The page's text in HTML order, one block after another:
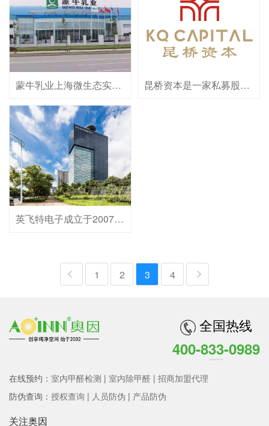
蒙牛乳业上海微生态实验室，其中实验室包含细胞实验室、粪菌实验室（P2）、细菌细胞互做实验室（P2）、微生物实验室、发酵实验室、分子实验室、分析实验室及实验辅助房间等。 昆桥资本是一家私募股权投资基金管理公司，成立于2019年，专注于半导体和硬科技领域的投资，在深圳、上海和台北均设有办公室，团队跨越海峡两岸三地，汇聚了具备全球知名半导体企业背景的顶尖人才，以及国际领先投行和投资机构的精英力量。 昆桥资本的优势在于不仅拥有两岸资本市场的丰富经验、跨文化的国际视野，还具备产业与金融结合的多元背景。
英飞特电子成立于2007年，是全球领先的照明配套产品生产商，提供广泛的照明产品组合，涵盖LED驱动电源、传感器、控制系统以及LED模组等。公司提供前沿、可靠、实用的解决方案且符合全球主要市场的安全要求和性能标准。公司在中国杭州总部、意大利特雷维索、印度德里和中国深圳等多地设有研发中心，专注于开发高、中、低功率驱动电源、控制系统和配件产品；制造中心位于中国桐庐LED驱动电源产业化园区，同时在墨西哥、意大利和印度三地设有工厂。
1 2 3 4
全国热线
400-833-0989
在线预约： 室内甲醛检测 | 室内除甲醛 | 招商加盟代理
防伪查询： 授权查询 | 人员防伪 | 产品防伪
关注奥因